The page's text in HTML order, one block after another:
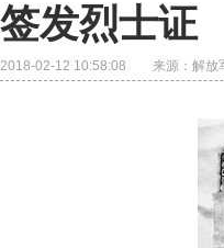
签发烈士证
2018-02-12 10:58:08 来源：解